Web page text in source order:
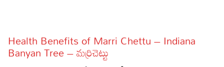
Articles
Health Benefits of Marri Chettu – Indiana
Banyan Tree – మర్రిచెట్టు